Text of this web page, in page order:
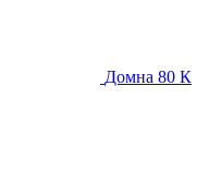
Домна 80 К